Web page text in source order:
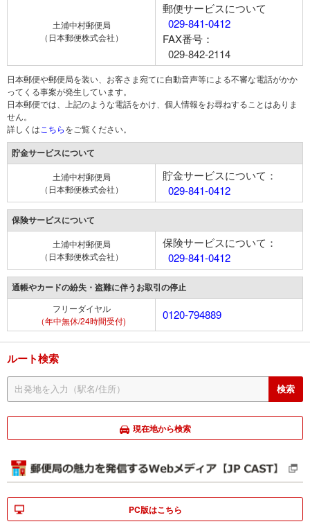
土浦中村郵便局
（日本郵便株式会社）
郵便サービスについて
029-841-0412
FAX番号：
029-842-2114
日本郵便や郵便局を装い、お客さま宛てに自動音声等による不審な電話がかか
ってくる事案が発生しています。
日本郵便では、上記のような電話をかけ、個人情報をお尋ねすることはありま
せん。
詳しくは こちらをご覧ください。
貯金サービスについて
土浦中村郵便局
（日本郵便株式会社）
貯金サービスについて：
029-841-0412
保険サービスについて
土浦中村郵便局
（日本郵便株式会社）
保険サービスについて：
029-841-0412
通帳やカードの紛失・盗難に伴うお取引の停止
フリーダイヤル
（年中無休/24時間受付)
0120-794889
ルート検索
現在地から検索
PC版はこちら